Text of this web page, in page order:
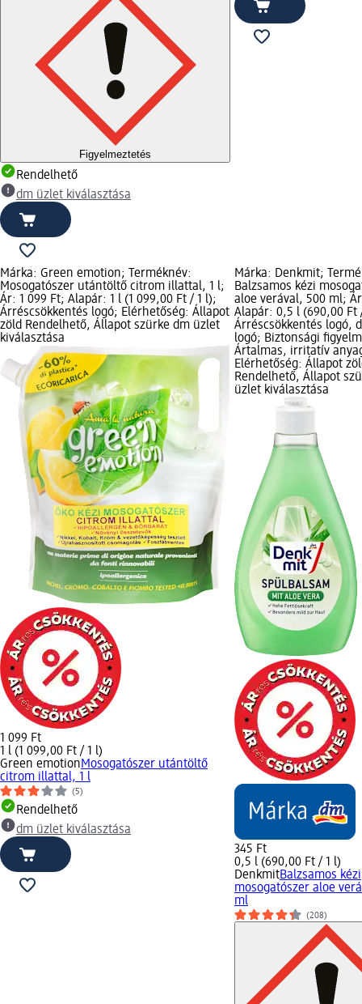
Figyelmeztetés
Rendelhető
dm üzlet kiválasztása
Márka: Green emotion; Terméknév:
Mosogatószer utántöltő citrom illattal, 1 l;
Ár: 1 099 Ft; Alapár: 1 l (1 099,00 Ft / 1 l);
Árréscsökkentés logó; Elérhetőség: Állapot
zöld Rendelhető, Állapot szürke dm üzlet
kiválasztása
1 099 Ft
1 l (1 099,00 Ft / 1 l)
Green emotionMosogatószer utántöltő
citrom illattal, 1 l
(5)
Rendelhető
dm üzlet kiválasztása
Márka: Denkmit;
Balzsamos kézi
aloe verával, 500 ml;
Alapár: 0,5 l (690,00 Ft
Árréscsökkentés logó,
logó; Biztonsági
Ártalmas, irritatív
Elérhetőség: Állapot
Rendelhető, Állapot
üzlet kiválasztása
345 Ft
0,5 l (690,00 Ft / 1 l)
DenkmitBalzsamos kézi
mosogatószer aloe
ml
(208)